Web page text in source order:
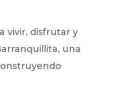
vivir, disfrutar y
una